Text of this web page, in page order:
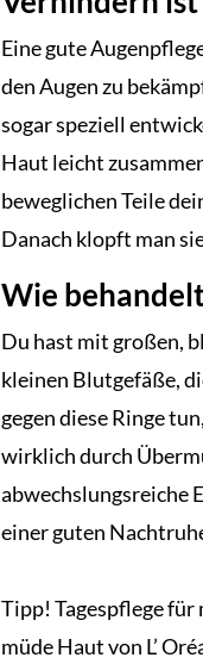
Eine gute
den Augen zu
sogar speziell
Haut leicht
beweglichen Teile
Danach klopft man
Wie
Du hast mit großen,
kleinen Blutgefäße,
gegen diese Ringe
wirklich durch
abwechslungsreiche
einer guten
Tipp! Tagespflege für
müde Haut von L’